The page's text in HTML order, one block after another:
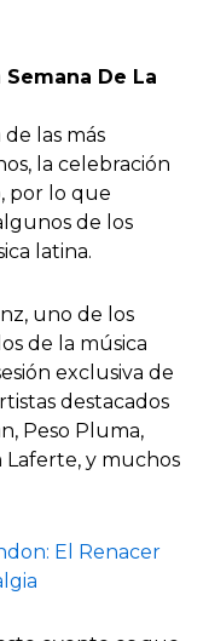
De La
las más
la celebración
por lo que
de los
latina.
uno de los
de la música
exclusiva de
destacados
Peso Pluma,
Laferte, y muchos
El Renacer